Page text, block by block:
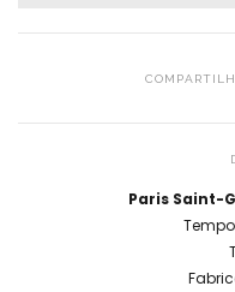
Paris Saint-